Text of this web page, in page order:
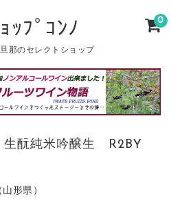
ｯﾌﾟｺﾝﾉ
那のセレクトショップ
0
酛純米吟醸生 R2BY
形県）